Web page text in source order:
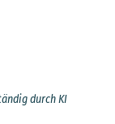
durch KI